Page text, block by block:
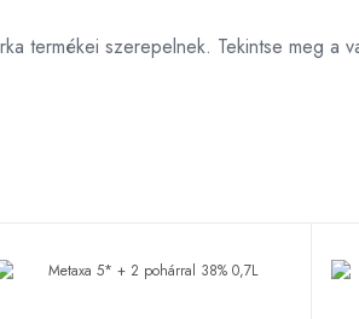
termékei szerepelnek. Tekintse meg a